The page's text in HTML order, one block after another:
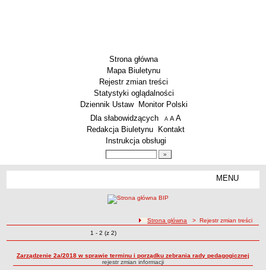
Strona główna
Mapa Biuletynu
Rejestr zmian treści
Statystyki oglądalności
Dziennik Ustaw
Monitor Polski
Menu dodatkowe
Dla słabowidzących A pomniejsz czcionkę
A standardowy rozmiar czcionki
A
Redakcja Biuletynu
Kontakt
Instrukcja obsługi
MENU
Techniczne Zakłady Naukowe
PRZEDSZKOLA
ścieżka nawigacji
Strona główna > Rejestr zmian treści
Zmiany o pozycjach
1 - 2 (z 2)
Zarządzenie 2a/2018 w sprawie terminu i porządku zebrania rady pedagogicznej
rejestr zmian informacji